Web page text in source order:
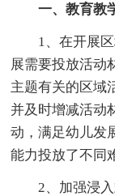
一、教育教
1、在开展区
展需要投放活动
主题有关的区域
并及时增减活动
动，满足幼儿发
能力投放了不同
2、加强浸入